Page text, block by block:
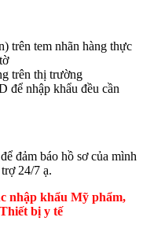
trên tem nhãn hàng thực
trên thị trường
để nhập khẩu đều cần
đảm báo hồ sơ của mình
24/7 ạ.
nhập khẩu Mỹ phẩm,
bị y tế